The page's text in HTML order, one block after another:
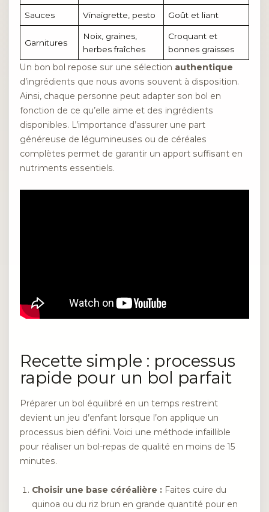
Sauces Vinaigrette, pesto Goût et liant
Garnitures
Noix, graines,
herbes fraîches
Croquant et
bonnes graisses
Un bon bol repose sur une sélection authentique
d’ingrédients que nous avons souvent à disposition.
Ainsi, chaque personne peut adapter son bol en
fonction de ce qu’elle aime et des ingrédients
disponibles. L’importance d’assurer une part
généreuse de légumineuses ou de céréales
complètes permet de garantir un apport suffisant en
nutriments essentiels.
Recette simple : processus
rapide pour un bol parfait
Préparer un bol équilibré en un temps restreint
devient un jeu d’enfant lorsque l’on applique un
processus bien défini. Voici une méthode infaillible
pour réaliser un bol-repas de qualité en moins de 15
minutes.
Choisir une base céréalière : Faites cuire du
quinoa ou du riz brun en grande quantité pour en